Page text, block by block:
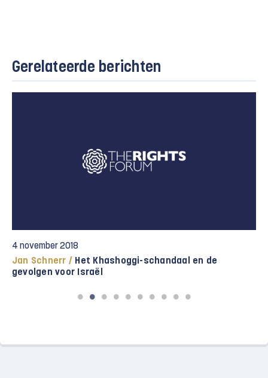
Gerelateerde berichten
4 november 2018
Jan Schnerr / Het Khashoggi-schandaal en de
gevolgen voor Israël